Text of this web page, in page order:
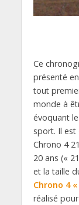
Ce
présenté
tout
monde à
évoquant
sport. Il est
Chrono 4
20 ans («
et la taille
Chrono 4
réalisé